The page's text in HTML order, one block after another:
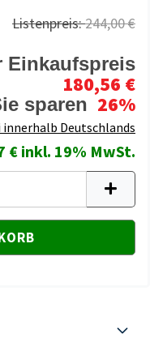
Listenpreis:244,00 €
Einkaufspreis
180,56 €
sparen 26%
Deutschlands
€ inkl. 19% MwSt.